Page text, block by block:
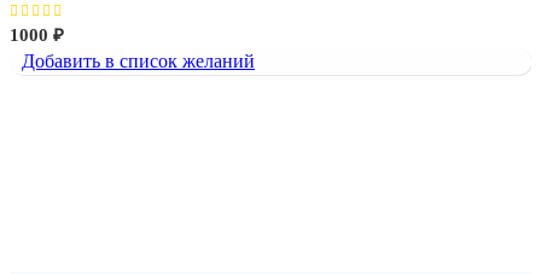
1000 ₽
Добавить в список желаний